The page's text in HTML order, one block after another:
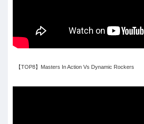
【TOP8】Masters In Action Vs Dynamic Rockers